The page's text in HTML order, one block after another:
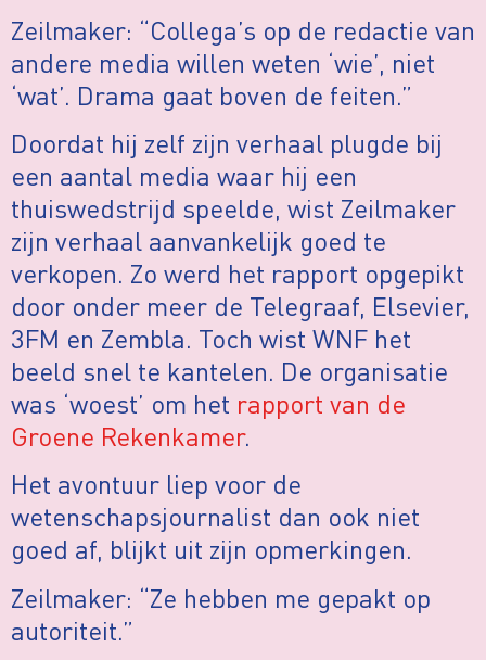
Zeilmaker: “Collega’s op de redactie van
andere media willen weten ‘wie’, niet
‘wat’. Drama gaat boven de feiten.”
Doordat hij zelf zijn verhaal plugde bij
een aantal media waar hij een
thuiswedstrijd speelde, wist Zeilmaker
zijn verhaal aanvankelijk goed te
verkopen. Zo werd het rapport opgepikt
door onder meer de Telegraaf, Elsevier,
3FM en Zembla. Toch wist WNF het
beeld snel te kantelen. De organisatie
was ‘woest’ om het rapport van de
Groene Rekenkamer.
Het avontuur liep voor de
wetenschapsjournalist dan ook niet
goed af, blijkt uit zijn opmerkingen.
Zeilmaker: “Ze hebben me gepakt op
autoriteit.”